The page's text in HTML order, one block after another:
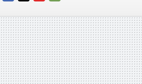
MAIL